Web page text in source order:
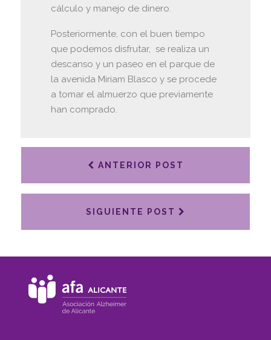
cálculo y manejo de dinero.
Posteriormente, con el buen tiempo
que podemos disfrutar, se realiza un
descanso y un paseo en el parque de
la avenida Miriam Blasco y se procede
a tomar el almuerzo que previamente
han comprado.
ANTERIOR POST
SIGUIENTE POST